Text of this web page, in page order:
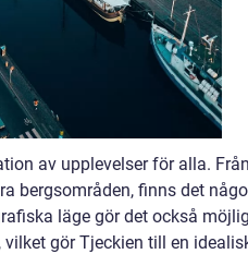
av upplevelser för alla.
bergsområden, finns det
läge gör det också
gör Tjeckien till en